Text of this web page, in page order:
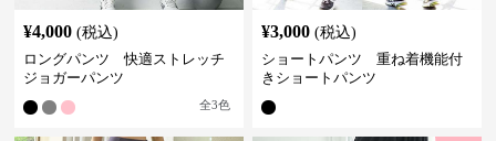
¥4,000 (税込)
ロングパンツ 快適ストレッチ
ジョガーパンツ
全3色
¥3,000 (税込)
ショートパンツ 重ね着機能付
きショートパンツ